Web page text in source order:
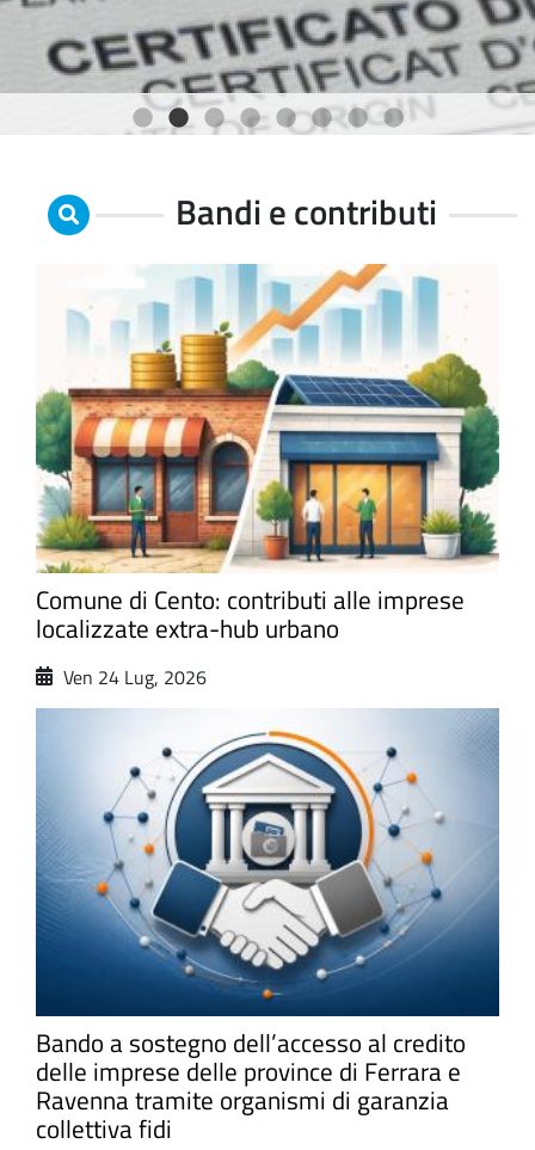
1 2 3 4 5 6 7 8
Bandi e contributi
Comune di Cento: contributi alle imprese
localizzate extra-hub urbano
Ven 24 Lug, 2026
Bando a sostegno dell’accesso al credito
delle imprese delle province di Ferrara e
Ravenna tramite organismi di garanzia
collettiva fidi